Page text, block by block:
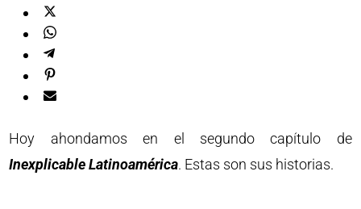
Hoy ahondamos en el segundo capítulo de
Inexplicable Latinoamérica. Estas son sus historias.